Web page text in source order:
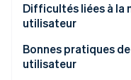
Montées en gamme
Engagement client
Rétention et
ARPU vs Réduction
(CAC)
ARPU vs Valeur à
Difficultés liées à la
utilisateur
Bonnes pratiques
utilisateur